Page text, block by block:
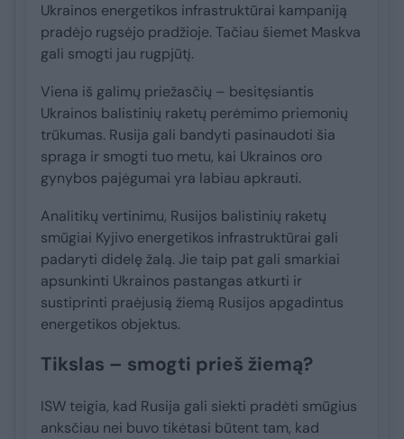
Ukrainos energetikos infrastruktūrai kampaniją
pradėjo rugsėjo pradžioje. Tačiau šiemet Maskva
gali smogti jau rugpjūtį.
Viena iš galimų priežasčių – besitęsiantis
Ukrainos balistinių raketų perėmimo priemonių
trūkumas. Rusija gali bandyti pasinaudoti šia
spraga ir smogti tuo metu, kai Ukrainos oro
gynybos pajėgumai yra labiau apkrauti.
Analitikų vertinimu, Rusijos balistinių raketų
smūgiai Kyjivo energetikos infrastruktūrai gali
padaryti didelę žalą. Jie taip pat gali smarkiai
apsunkinti Ukrainos pastangas atkurti ir
sustiprinti praėjusią žiemą Rusijos apgadintus
energetikos objektus.
Tikslas – smogti prieš žiemą?
ISW teigia, kad Rusija gali siekti pradėti smūgius
anksčiau nei buvo tikėtasi būtent tam, kad